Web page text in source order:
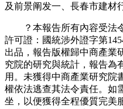
及前景阐发一、長春市建材
？本報告所有內容受法令
許可證：國統涉外證字第
出品，報告版權歸中商產業
究院的研究與統計，報告為
用。未獲得中商產業研究院
權依法逃查其法令責任。如
坐，以便獲得全程優質完美